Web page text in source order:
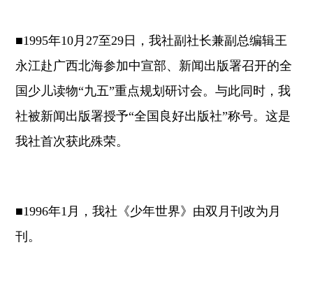
■1995年10月27至29日，我社副社长兼副总编辑王
永江赴广西北海参加中宣部、新闻出版署召开的全
国少儿读物“九五”重点规划研讨会。与此同时，我
社被新闻出版署授予“全国良好出版社”称号。这是
我社首次获此殊荣。
■1996年1月，我社《少年世界》由双月刊改为月
刊。